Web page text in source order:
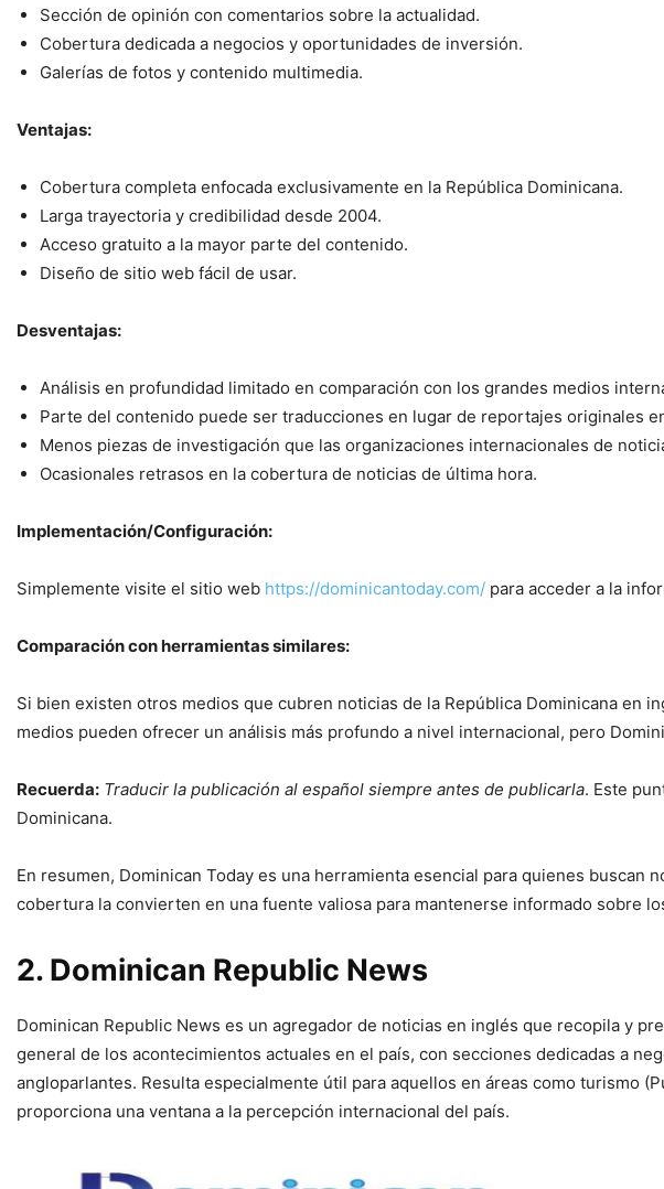
Sección de opinión con comentarios sobre la actualidad.
Cobertura dedicada a negocios y oportunidades de inversión.
Galerías de fotos y contenido multimedia.
Ventajas:
Cobertura completa enfocada exclusivamente en la República Dominicana.
Larga trayectoria y credibilidad desde 2004.
Acceso gratuito a la mayor parte del contenido.
Diseño de sitio web fácil de usar.
Desventajas:
Análisis en profundidad limitado en comparación con los grandes medios
Parte del contenido puede ser traducciones en lugar de reportajes originales
Menos piezas de investigación que las organizaciones internacionales de
Ocasionales retrasos en la cobertura de noticias de última hora.
Implementación/Configuración:
Simplemente visite el sitio web https://dominicantoday.com/ para acceder a la
Comparación con herramientas similares:
Si bien existen otros medios que cubren noticias de la República Dominicana en
medios pueden ofrecer un análisis más profundo a nivel internacional, pero
Recuerda: Traducir la publicación al español siempre antes de publicarla. Este
Dominicana.
En resumen, Dominican Today es una herramienta esencial para quienes
cobertura la convierten en una fuente valiosa para mantenerse informado sobre
2. Dominican Republic News
Dominican Republic News es un agregador de noticias en inglés que recopila y
general de los acontecimientos actuales en el país, con secciones dedicadas a
angloparlantes. Resulta especialmente útil para aquellos en áreas como turismo
proporciona una ventana a la percepción internacional del país.